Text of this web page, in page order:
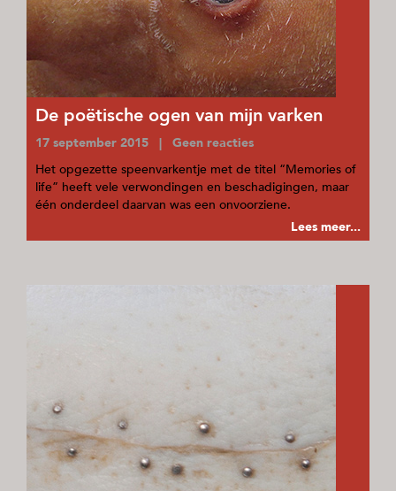
De poëtische ogen van mijn varken
17 september 2015 | Geen reacties
Het opgezette speenvarkentje met de titel “Memories of
life” heeft vele verwondingen en beschadigingen, maar
één onderdeel daarvan was een onvoorziene.
Lees meer...